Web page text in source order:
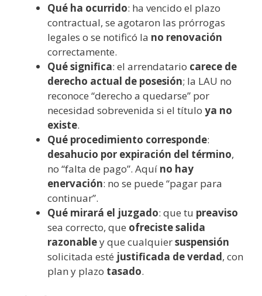
Qué ha ocurrido: ha vencido el plazo
contractual, se agotaron las prórrogas
legales o se notificó la no renovación
correctamente.
Qué significa: el arrendatario carece de
derecho actual de posesión; la LAU no
reconoce “derecho a quedarse” por
necesidad sobrevenida si el título ya no
existe.
Qué procedimiento corresponde:
desahucio por expiración del término,
no “falta de pago”. Aquí no hay
enervación: no se puede “pagar para
continuar”.
Qué mirará el juzgado: que tu preaviso
sea correcto, que ofreciste salida
razonabley que cualquiersuspensión
solicitada esté justificada de verdad, con
plan y plazo tasado.